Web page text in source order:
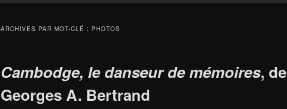
ARCHIVES PAR MOT-CLÉ : PHOTOS
Cambodge, le danseur de mémoires, de
Georges A. Bertrand